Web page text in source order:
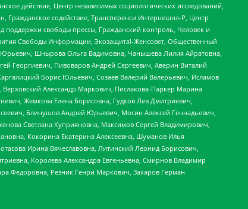
действие, Центр независимых социологических исследований,
содействие, Трансперенси Интернешнл-Р, Центр
свободы прессы, Гражданский контроль, Человек и
Свободы Информации, Экозащита!-Женсовет, Общественный
Юрьевич, Шнырова Ольга Вадимовна, Чанышева Лилия Айратовна,
Георгиевич, Пивоваров Андрей Сергеевич, Аверин Виталий
Борис Юльевич, Созаев Валерий Валерьевич, Исламов
Александр Маркович, Пислакова-Паркер Марина
Жемкова Елена Борисовна, Гудков Лев Дмитриевич,
Блинушов Андрей Юрьевич, Мосин Алексей Геннадьевич,
Светлана Куприяновна, Максимов Сергей Владимирович,
Кокорина Екатерина Алексеевна, Шуманов Илья
Ирина Вячеславовна, Литинский Леонид Борисович,
Королева Александра Евгеньевна, Смирнов Владимир
Федоровна, Резник Генри Маркович, Захаров Герман